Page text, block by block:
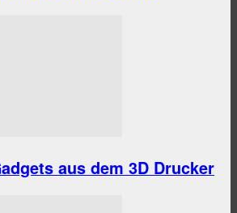
aus dem 3D Drucker